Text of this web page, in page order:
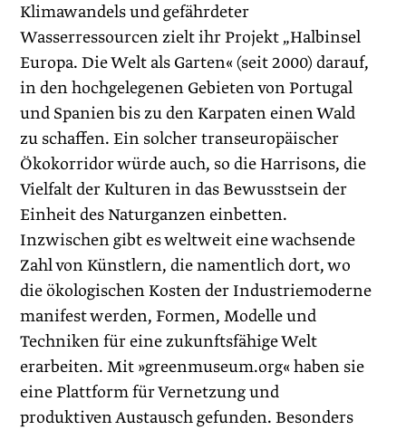
Klimawandels und gefährdeter
Wasserressourcen zielt ihr Projekt „Halbinsel
Europa. Die Welt als Garten« (seit 2000) darauf,
in den hoch­gelegenen Gebieten von Portugal
und Spanien bis zu den Karpaten einen Wald
zu schaffen. Ein solcher transeuropäischer
Ökokorridor würde auch, so die Harrisons, die
Vielfalt der Kulturen in das Bewusstsein der
Einheit des Naturganzen einbetten.
Inzwischen gibt es weltweit eine wachsende
Zahl von Künstlern, die namentlich dort, wo
die ökologischen Kosten der Industriemoderne
manifest werden, Formen, Modelle und
Techniken für eine zukunftsfähige Welt
erarbeiten. Mit »greenmuseum.org« haben sie
eine Plattform für Vernetzung und
produktiven Austausch gefunden. Besonders